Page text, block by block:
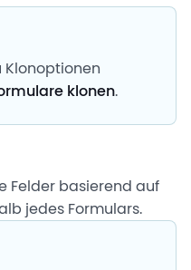
Klonoptionen
klonen.
Felder basierend auf
jedes Formulars.